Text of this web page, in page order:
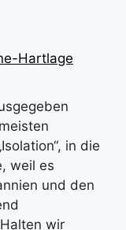
Hartlage
in die
weil es
und den
wir